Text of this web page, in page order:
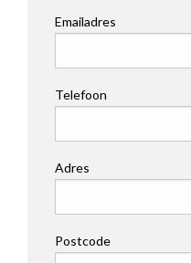
Emailadres
Telefoon
Adres
Postcode